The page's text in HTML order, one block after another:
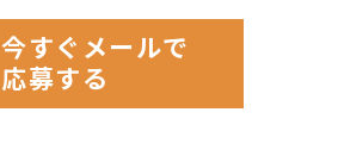
今すぐメールで
応募する